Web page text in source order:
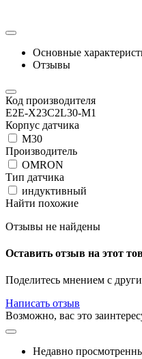
Основные
Отзывы
Код производителя
E2E-X23C2L30-M1
Корпус датчика
М30
Производитель
OMRON
Тип датчика
индуктивный
Найти похожие
Отзывы не найдены
Оставить отзыв на этот
Поделитесь мнением с
Написать отзыв
Возможно, вас это
Недавно